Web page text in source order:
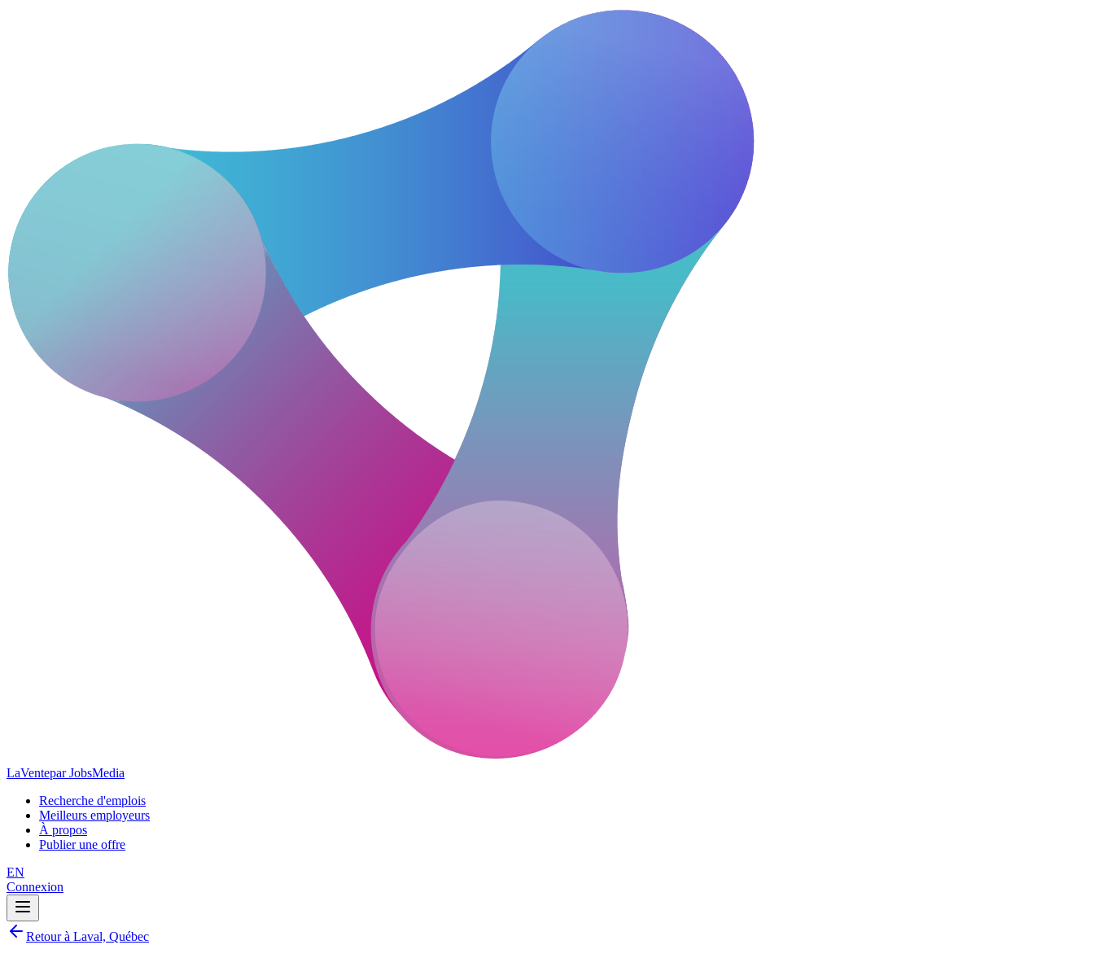
LaVentepar JobsMedia
Recherche d'emplois
Meilleurs employeurs
À propos
Publier une offre
EN
Connexion
Retour à Laval, Québec